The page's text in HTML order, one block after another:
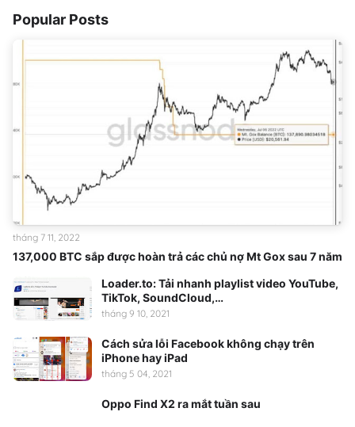
Popular Posts
137,000 BTC sắp được hoàn trả các chủ nợ Mt Gox sau 7 năm
tháng 7 11, 2022
Loader.to: Tải nhanh playlist video YouTube,
TikTok, SoundCloud,…
tháng 9 10, 2021
Cách sửa lỗi Facebook không chạy trên
iPhone hay iPad
tháng 5 04, 2021
Oppo Find X2 ra mắt tuần sau